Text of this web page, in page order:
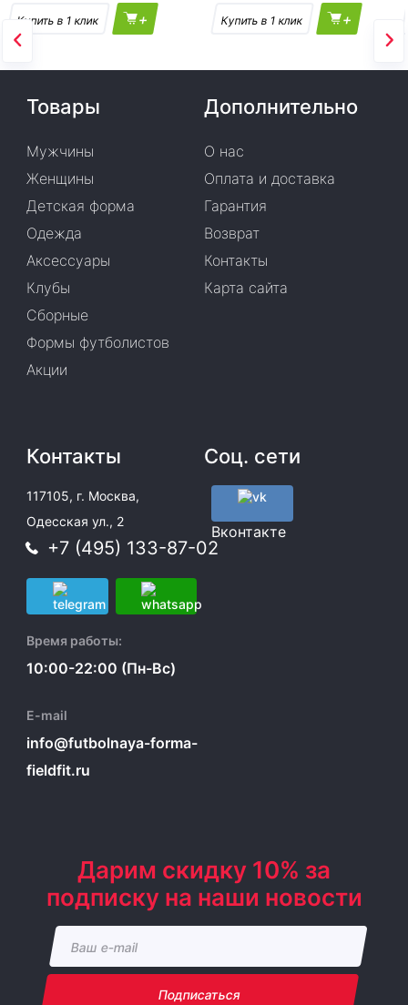
+ +
Товары
Мужчины
Женщины
Детская форма
Одежда
Аксессуары
Клубы
Сборные
Формы футболистов
Акции
Дополнительно
О нас
Оплата и доставка
Гарантия
Возврат
Контакты
Карта сайта
Контакты
117105, г. Москва,
Одесская ул., 2
+7 (495) 133-87-02
Время работы:
10:00-22:00 (Пн-Вс)
E-mail
info@futbolnaya-forma-
fieldfit.ru
Соц. сети
Вконтакте
Дарим скидку 10% за
подписку на наши новости
Подписаться